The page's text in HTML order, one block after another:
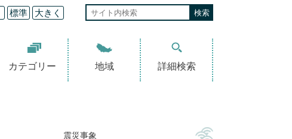
標準 大きく
カテゴリー 地域 詳細検索
震災事象